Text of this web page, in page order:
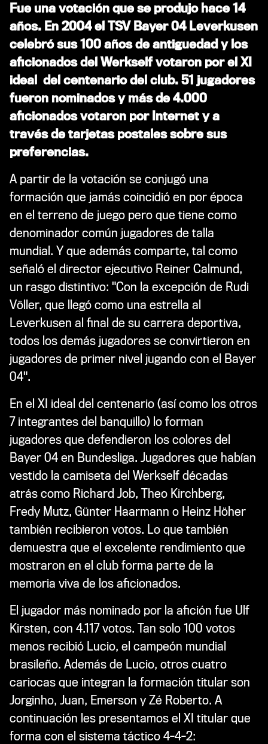
Fue una votación que se produjo hace 14
años. En 2004 el TSV Bayer 04 Leverkusen
celebró sus 100 años de antiguedad y los
aficionados del Werkself votaron por el XI
ideal del centenario del club. 51 jugadores
fueron nominados y más de 4.000
aficionados votaron por Internet y a
través de tarjetas postales sobre sus
preferencias.
A partir de la votación se conjugó una
formación que jamás coincidió en por época
en el terreno de juego pero que tiene como
denominador común jugadores de talla
mundial. Y que además comparte, tal como
señaló el director ejecutivo Reiner Calmund,
un rasgo distintivo: "Con la excepción de Rudi
Völler, que llegó como una estrella al
Leverkusen al final de su carrera deportiva,
todos los demás jugadores se convirtieron en
jugadores de primer nivel jugando con el Bayer
04".
En el XI ideal del centenario (así como los otros
7 integrantes del banquillo) lo forman
jugadores que defendieron los colores del
Bayer 04 en Bundesliga. Jugadores que habían
vestido la camiseta del Werkself décadas
atrás como Richard Job, Theo Kirchberg,
Fredy Mutz, Günter Haarmann o Heinz Höher
también recibieron votos. Lo que también
demuestra que el excelente rendimiento que
mostraron en el club forma parte de la
memoria viva de los aficionados.
El jugador más nominado por la afición fue Ulf
Kirsten, con 4.117 votos. Tan solo 100 votos
menos recibió Lucio, el campeón mundial
brasileño. Además de Lucio, otros cuatro
cariocas que integran la formación titular son
Jorginho, Juan, Emerson y Zé Roberto. A
continuación les presentamos el XI titular que
forma con el sistema táctico 4-4-2: